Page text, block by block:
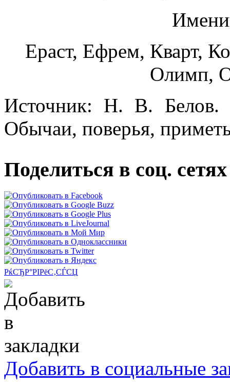
Ераст, Ефрем, Кварт,
Олимп,
Источник: Н. В. Белов.
Обычаи, поверья,
Поделиться в соц. сетях
РќСЂР°РІРёС‚СЃСЏ
Добавить в социальные